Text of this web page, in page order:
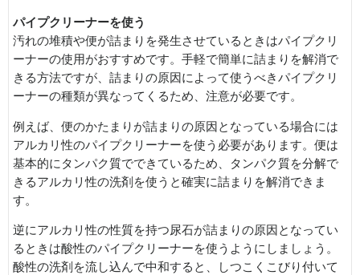
パイプクリーナーを使う
汚れの堆積や便が詰まりを発生させているときはパイプクリ
ーナーの使用がおすすめです。手軽で簡単に詰まりを解消で
きる方法ですが、詰まりの原因によって使うべきパイプクリ
ーナーの種類が異なってくるため、注意が必要です。
例えば、便のかたまりが詰まりの原因となっている場合には
アルカリ性のパイプクリーナーを使う必要があります。便は
基本的にタンパク質でできているため、タンパク質を分解で
きるアルカリ性の洗剤を使うと確実に詰まりを解消できま
す。
逆にアルカリ性の性質を持つ尿石が詰まりの原因となってい
るときは酸性のパイプクリーナーを使うようにしましょう。
酸性の洗剤を流し込んで中和すると、しつこくこびり付いて